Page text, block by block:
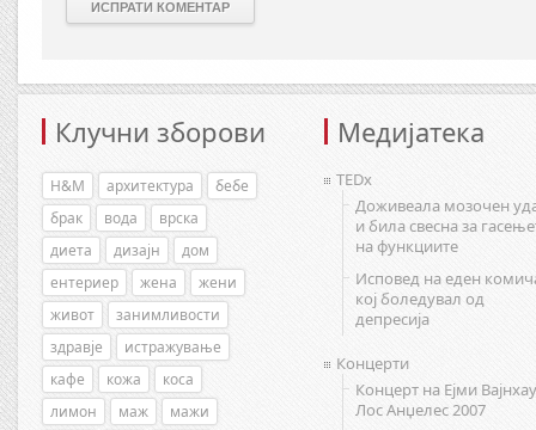
Клучни зборови
H&M архитектура
бебе
брак
вода
врска
диета
дизајн
дом
ентериер
жена
жени
живот
занимливости
здравје
истражување
кафе
кожа
коса
лимон
маж
мажи
Медијатека
TEDx
Доживеала мозочен
и била свесна за
на функциите
Исповед на еден
кој боледувал од
депресија
Концерти
Концерт на Ејми
Лос Анџелес 2007